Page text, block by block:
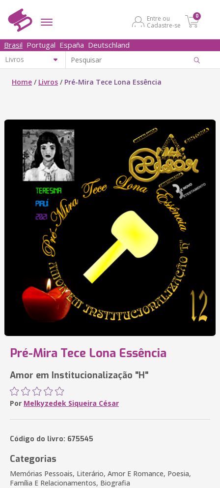
Entre ou
Cadastre-se
0
Brasil Portugal España Deutschland
Home / Livros / Pré-Mira Tece Lona Essência
Pré-Mira Tece Lona Essência
Amor em Institucionalização "H"
Por Melkyzedek Siqueira César
Código do livro: 675545
Categorias
Memórias Pessoais, Literário, Amor E Romance, Poesia,
Família E Relacionamentos, Biografia